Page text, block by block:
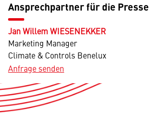
Ansprechpartner für die Presse
Jan Willem WIESENEKKER
Marketing Manager
Climate & Controls Benelux
Anfrage senden